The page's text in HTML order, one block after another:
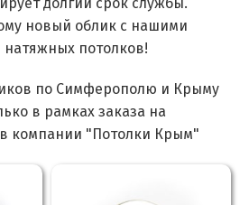
долгий срок службы.
новый облик с нашими
потолков!
по Симферополю и Крыму
в рамках заказа на
компании "Потолки Крым"